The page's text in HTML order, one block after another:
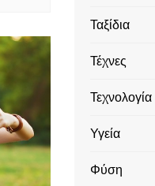
Ταξίδια
Τέχνες
Τεχνολογία
Υγεία
Φύση